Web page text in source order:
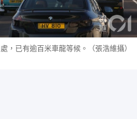
，已有逾百米車龍等候。（張浩維攝）